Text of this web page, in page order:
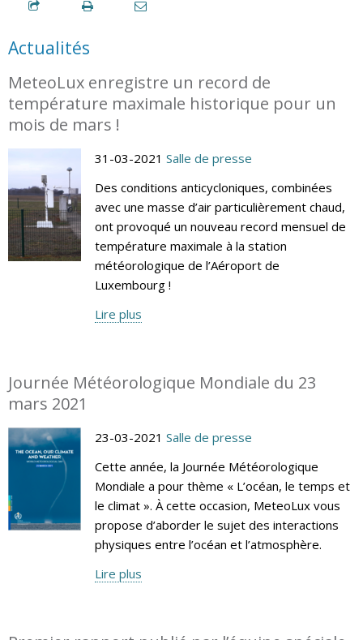
Actualités
MeteoLux enregistre un record de
température maximale historique pour un
mois de mars !
31-03-2021 Salle de presse
Des conditions anticycloniques, combinées
avec une masse d’air particulièrement chaud,
ont provoqué un nouveau record mensuel de
température maximale à la station
météorologique de l’Aéroport de
Luxembourg !
Lire plus
Journée Météorologique Mondiale du 23
mars 2021
23-03-2021 Salle de presse
Cette année, la Journée Météorologique
Mondiale a pour thème « L’océan, le temps et
le climat ». À cette occasion, MeteoLux vous
propose d’aborder le sujet des interactions
physiques entre l’océan et l’atmosphère.
Lire plus